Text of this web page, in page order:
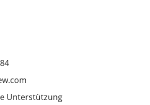
Unterstützung